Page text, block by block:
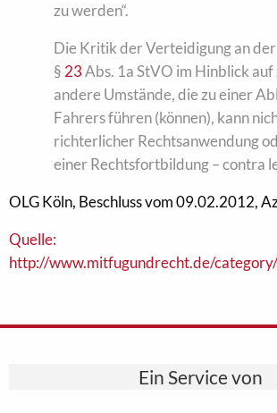
zu werden“.
Die Kritik der Verteidigung an der
§ 23Abs. 1a StVO im Hinblick
andere Umstände, die zu einer
Fahrers führen (können), kann
richterlicher Rechtsanwendung
einer Rechtsfortbildung – contra
OLG Köln, Beschluss vom 09.02.2012,
Quelle:
http://www.mitfugundrecht.de/
Ein Service von